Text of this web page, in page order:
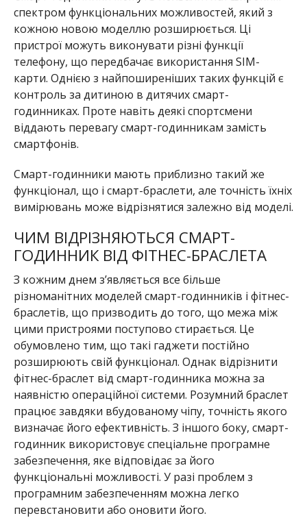
спектром функціональних можливостей, який з
кожною новою моделлю розширюється. Ці
пристрої можуть виконувати різні функції
телефону, що передбачає використання SIM-
карти. Однією з найпоширеніших таких функцій є
контроль за дитиною в дитячих смарт-
годинниках. Проте навіть деякі спортсмени
віддають перевагу смарт-годинникам замість
смартфонів.
Смарт-годинники мають приблизно такий же
функціонал, що і смарт-браслети, але точність їхніх
вимірювань може відрізнятися залежно від моделі.
ЧИМ ВІДРІЗНЯЮТЬСЯ СМАРТ-
ГОДИННИК ВІД ФІТНЕС-БРАСЛЕТА
З кожним днем ​​з’являється все більше
різноманітних моделей смарт-годинників і фітнес-
браслетів, що призводить до того, що межа між
цими пристроями поступово стирається. Це
обумовлено тим, що такі гаджети постійно
розширюють свій функціонал. Однак відрізнити
фітнес-браслет від смарт-годинника можна за
наявністю операційної системи. Розумний браслет
працює завдяки вбудованому чіпу, точність якого
визначає його ефективність. З іншого боку, смарт-
годинник використовує спеціальне програмне
забезпечення, яке відповідає за його
функціональні можливості. У разі проблем з
програмним забезпеченням можна легко
перевстановити або оновити його.